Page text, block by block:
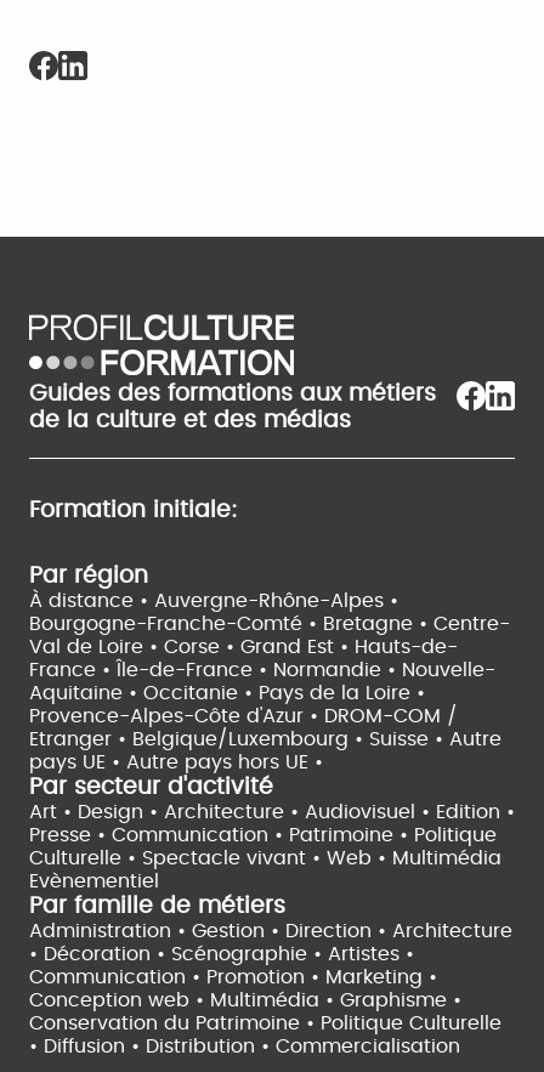
Guides des formations aux métiers
de la culture et des médias
Formation initiale:
Par région
À distance • Auvergne-Rhône-Alpes •
Bourgogne-Franche-Comté • Bretagne • Centre-
Val de Loire • Corse • Grand Est • Hauts-de-
France •
Île-de-France • Normandie • Nouvelle-
Aquitaine • Occitanie • Pays de la Loire •
Provence-Alpes-Côte d'Azur • DROM-COM /
Etranger • Belgique/Luxembourg • Suisse • Autre
pays UE • Autre pays hors UE •
Par secteur d'activité
Art • Design • Architecture • Audiovisuel • Edition •
Presse • Communication • Patrimoine • Politique
Culturelle • Spectacle vivant • Web • Multimédia
Evènementiel
Par famille de métiers
Administration • Gestion • Direction • Architecture
• Décoration • Scénographie • Artistes •
Communication • Promotion • Marketing •
Conception web • Multimédia • Graphisme •
Conservation du Patrimoine • Politique Culturelle
• Diffusion • Distribution • Commercialisation